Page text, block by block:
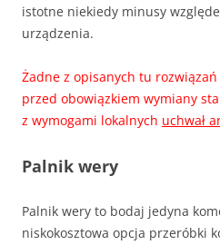
istotne niekiedy minusy
urządzenia.
Żadne z opisanych tu
przed obowiązkiem wymiany
z wymogami lokalnych uchwał
Palnik wery
Palnik wery to bodaj jedyna
niskokosztowa opcja przeróbki